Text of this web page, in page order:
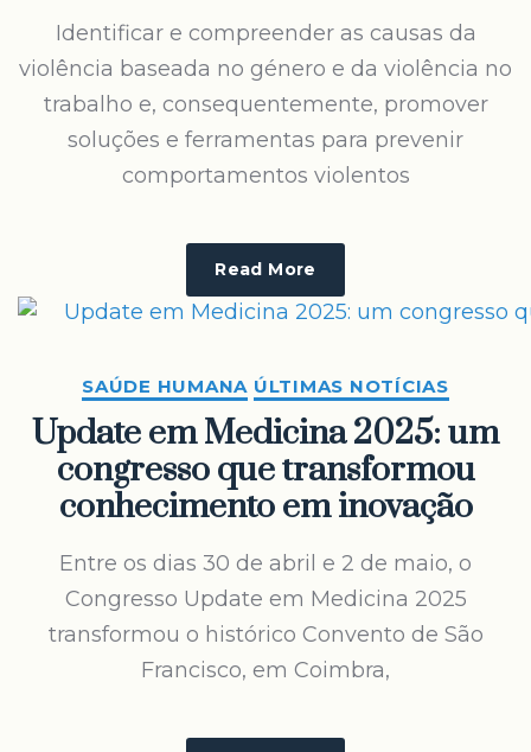
Identificar e compreender as causas da
violência baseada no género e da violência no
trabalho e, consequentemente, promover
soluções e ferramentas para prevenir
comportamentos violentos
Read More
SAÚDE HUMANA ÚLTIMAS NOTÍCIAS
Update em Medicina 2025: um
congresso que transformou
conhecimento em inovação
Entre os dias 30 de abril e 2 de maio, o
Congresso Update em Medicina 2025
transformou o histórico Convento de São
Francisco, em Coimbra,